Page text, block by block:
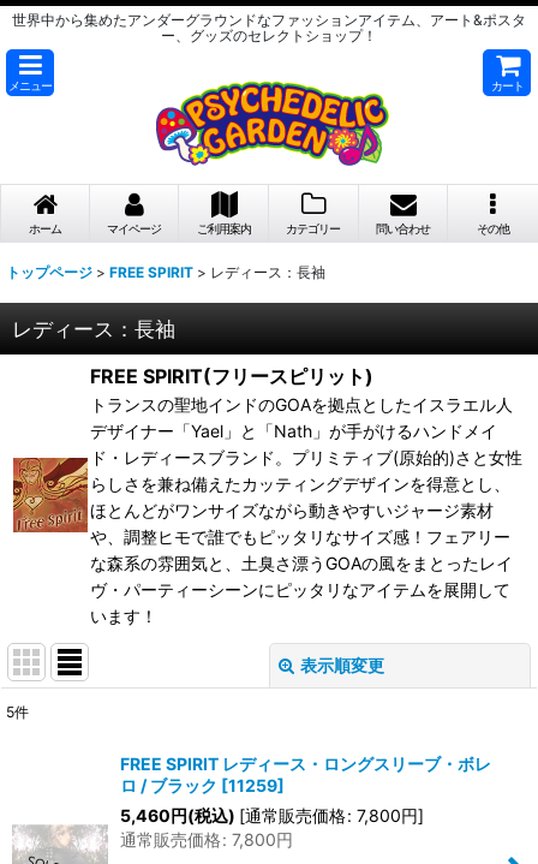
世界中から集めたアンダーグラウンドなファッションアイテム、アート&ポスタ
ー、グッズのセレクトショップ！
メニュー カート
ホーム マイページ ご利用案内 カテゴリー 問い合わせ その他
トップページ > FREE SPIRIT > レディース：長袖
レディース：長袖
FREE SPIRIT(フリースピリット)
トランスの聖地インドのGOAを拠点としたイスラエル人
デザイナー「Yael」と「Nath」が手がけるハンドメイ
ド・レディースブランド。プリミティブ(原始的)さと女性
らしさを兼ね備えたカッティングデザインを得意とし、
ほとんどがワンサイズながら動きやすいジャージ素材
や、調整ヒモで誰でもピッタリなサイズ感！フェアリー
な森系の雰囲気と、土臭さ漂うGOAの風をまとったレイ
ヴ・パーティーシーンにピッタリなアイテムを展開して
います！
表示順変更
並び順:
5件
FREE SPIRIT レディース・ロングスリーブ・ボレ
ロ / ブラック [11259]
5,460円(税込) [通常販売価格: 7,800円]
通常販売価格: 7,800円